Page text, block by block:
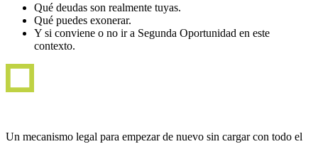
Qué deudas son realmente tuyas.
Qué puedes exonerar.
Y si conviene o no ir a Segunda Oportunidad en este
contexto.
Un mecanismo legal para empezar de nuevo sin cargar con todo el